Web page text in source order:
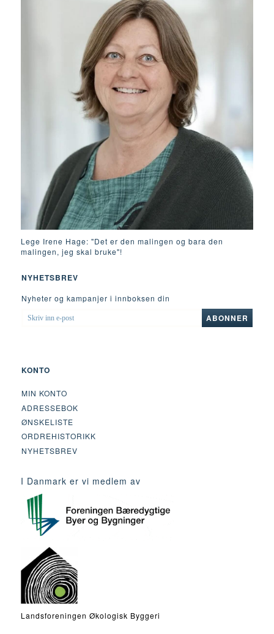
Lege Irene Hage: "Det er den malingen og bara den
malingen, jeg skal bruke"!
NYHETSBREV
Nyheter og kampanjer i innboksen din
SKRIV
INN
ABONNER
KONTO
MIN KONTO
ADRESSEBOK
ØNSKELISTE
ORDREHISTORIKK
NYHETSBREV
I Danmark er vi medlem av
Landsforeningen Økologisk Byggeri